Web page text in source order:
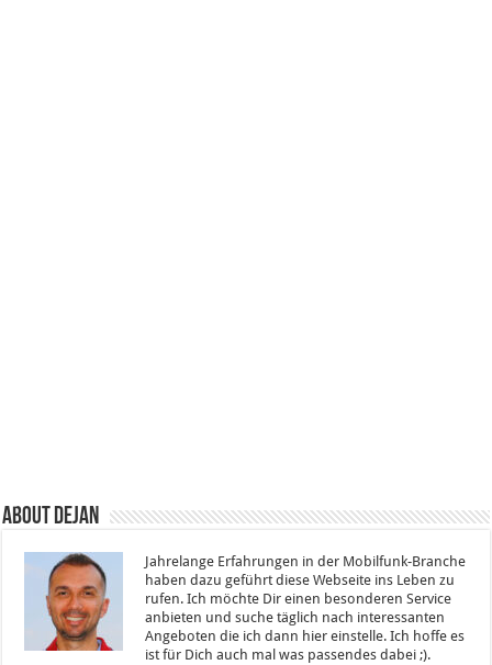
About Dejan
Jahrelange Erfahrungen in der Mobilfunk-Branche
haben dazu geführt diese Webseite ins Leben zu
rufen. Ich möchte Dir einen besonderen Service
anbieten und suche täglich nach interessanten
Angeboten die ich dann hier einstelle. Ich hoffe es
ist für Dich auch mal was passendes dabei ;).